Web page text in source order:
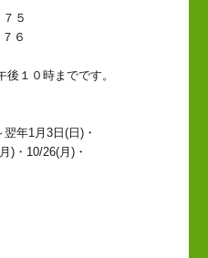
５
６
１０時までです。
年1月3日(日)・
)・10/26(月)・